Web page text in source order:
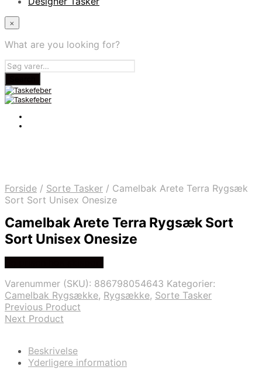
×
What are you looking for?
Forside / Sorte Tasker / Camelbak Arete Terra Rygsæk
Sort Sort Unisex Onesize
Camelbak Arete Terra Rygsæk Sort
Sort Unisex Onesize
Varenummer (SKU): 886798054643 Kategorier:
Camelbak Rygsække, Rygsække, Sorte Tasker
Previous Product
Next Product
Beskrivelse
Yderligere information